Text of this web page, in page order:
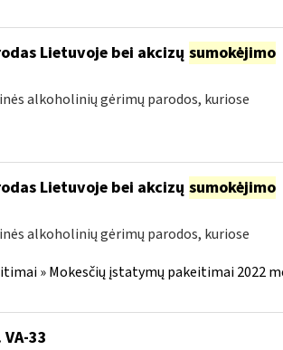
Lietuvoje bei akcizų sumokėjimo
alkoholinių gėrimų parodos, kuriose
Lietuvoje bei akcizų sumokėjimo
alkoholinių gėrimų parodos, kuriose
» Mokesčių įstatymų pakeitimai 2022
33